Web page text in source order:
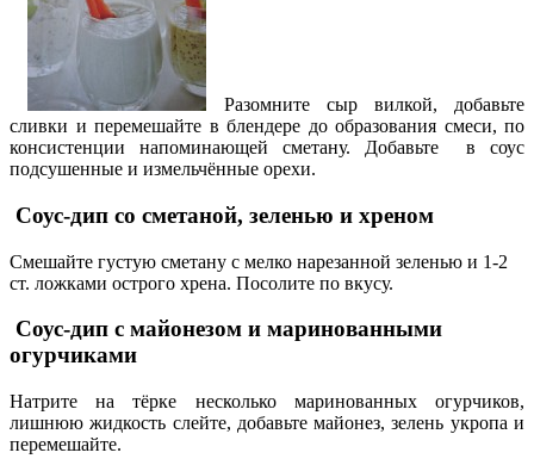
Разомните сыр вилкой, добавьте
сливки и перемешайте в блендере до образования смеси, по
консистенции напоминающей сметану. Добавьте в соус
подсушенные и измельчённые орехи.
Соус-дип со сметаной, зеленью и хреном
Смешайте густую сметану с мелко нарезанной зеленью и 1-2
ст. ложками острого хрена. Посолите по вкусу.
Соус-дип с майонезом и маринованными
огурчиками
Натрите на тёрке несколько маринованных огурчиков,
лишнюю жидкость слейте, добавьте майонез, зелень укропа и
перемешайте.